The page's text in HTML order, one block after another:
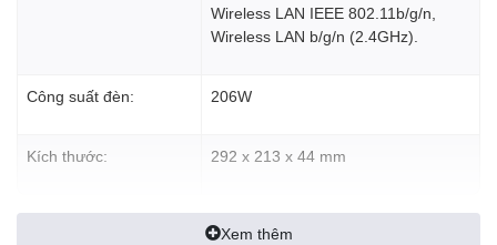
Wireless LAN IEEE 802.11b/g/n,
Wireless LAN b/g/n (2.4GHz).
Công suất đèn: 206W
Kích thước: 292‎ x 213 x 44 mm
Xem thêm